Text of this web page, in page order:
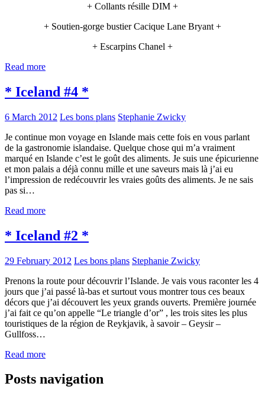
+ Collants résille DIM +
+ Soutien-gorge bustier Cacique Lane Bryant +
+ Escarpins Chanel +
Read more
* Iceland #4 *
6 March 2012 Les bons plans Stephanie Zwicky
Je continue mon voyage en Islande mais cette fois en vous parlant
de la gastronomie islandaise. Quelque chose qui m’a vraiment
marqué en Islande c’est le goût des aliments. Je suis une épicurienne
et mon palais a déjà connu mille et une saveurs mais là j’ai eu
l’impression de redécouvrir les vraies goûts des aliments. Je ne sais
pas si…
Read more
* Iceland #2 *
29 February 2012 Les bons plans Stephanie Zwicky
Prenons la route pour découvrir l’Islande. Je vais vous raconter les 4
jours que j’ai passé là-bas et surtout vous montrer tous ces beaux
décors que j’ai découvert les yeux grands ouverts. Première journée
j’ai fait ce qu’on appelle “Le triangle d’or” , les trois sites les plus
touristiques de la région de Reykjavik, à savoir – Geysir –
Gullfoss…
Read more
Posts navigation